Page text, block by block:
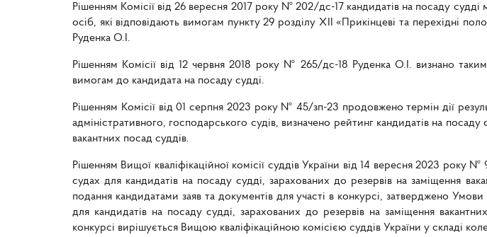
Рішенням Комісії від 26 вересня 2017 року № 202/дс-17 кандидатів на посаду
осіб, які відповідають вимогам пункту 29 розділу ХІІ «Прикінцеві та перехідні
Руденка О.І.
Рішенням Комісії від 12 червня 2018 року № 265/дс-18 Руденка О.І. визнано
вимогам до кандидата на посаду судді.
Рішенням Комісії від 01 серпня 2023 року № 45/зп-23 продовжено термін дії
адміністративного, господарського судів, визначено рейтинг кандидатів на
вакантних посад суддів.
Рішенням Вищої кваліфікаційної комісії суддів України від 14 вересня 2023
судах для кандидатів на посаду судді, зарахованих до резервів на заміщення
подання кандидатами заяв та документів для участі в конкурсі, затверджено
для кандидатів на посаду судді, зарахованих до резервів на заміщення
конкурсі вирішується Вищою кваліфікаційною комісією суддів України у складі